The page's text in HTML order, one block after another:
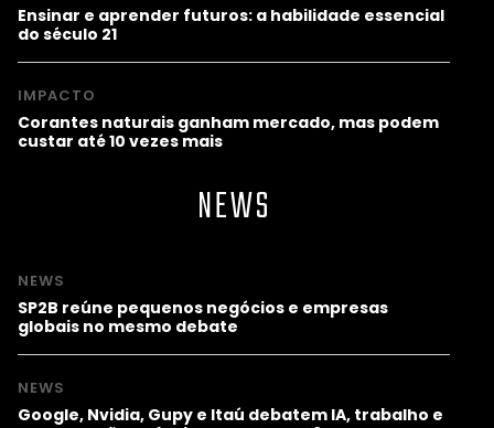
Ensinar e aprender futuros: a habilidade essencial
do século 21
IMPACTO
Corantes naturais ganham mercado, mas podem
custar até 10 vezes mais
NEWS
NEWS
SP2B reúne pequenos negócios e empresas
globais no mesmo debate
NEWS
Google, Nvidia, Gupy e Itaú debatem IA, trabalho e